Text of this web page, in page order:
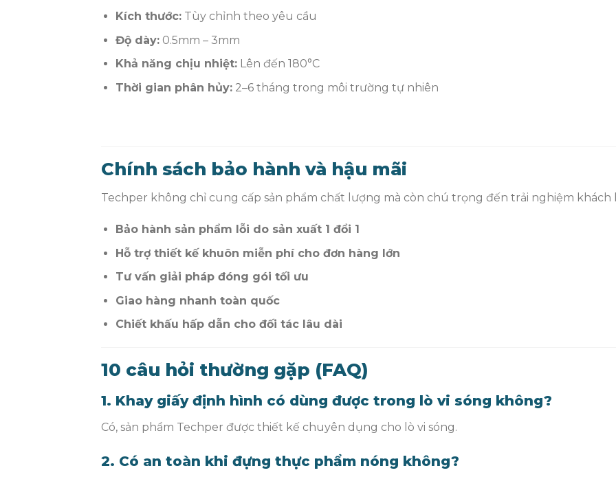
Kích thước:Tùy chỉnh theo yêu cầu
Độ dày:0.5mm – 3mm
Khả năng chịu nhiệt:Lên đến 180°C
Thời gian phân hủy:2–6 tháng trong môi trường tự nhiên
Chính sách bảo hành và hậu mãi
Techper không chỉ cung cấp sản phẩm chất lượng mà còn chú trọng đến trải nghiệm khách
Bảo hành sản phẩm lỗi do sản xuất 1 đổi 1
Hỗ trợ thiết kế khuôn miễn phí cho đơn hàng lớn
Tư vấn giải pháp đóng gói tối ưu
Giao hàng nhanh toàn quốc
Chiết khấu hấp dẫn cho đối tác lâu dài
10 câu hỏi thường gặp (FAQ)
1. Khay giấy định hình có dùng được trong lò vi sóng không?
Có, sản phẩm Techper được thiết kế chuyên dụng cho lò vi sóng.
2. Có an toàn khi đựng thực phẩm nóng không?